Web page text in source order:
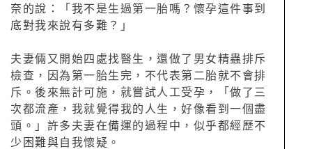
奈的說：「我不是生過第一胎嗎？懷孕這件事到
底對我來說有多難？」
夫妻倆又開始四處找醫生，還做了男女精蟲排斥
檢查，因為第一胎生完，不代表第二胎就不會排
斥。後來無計可施，就嘗試人工受孕，「做了三
次都流產，我就覺得我的人生，好像看到一個盡
頭。」許多夫妻在備運的過程中，似乎都經歷不
少困難與自我懷疑。